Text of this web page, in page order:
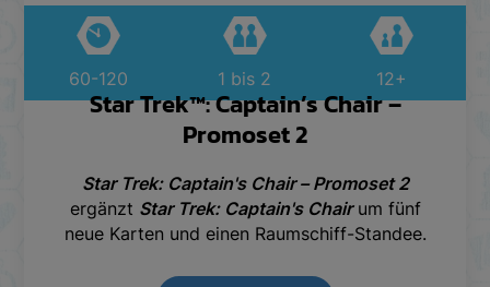
Star Trek™: Captain’s Chair –
Promoset 2
Star Trek: Captain's Chair – Promoset 2
ergänzt Star Trek: Captain's Chairum fünf
neue Karten und einen Raumschiff-Standee.
60-120 1 bis 2 12+